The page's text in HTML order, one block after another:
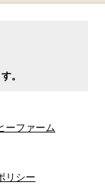
。
ーファーム
リシー